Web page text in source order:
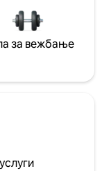
за вежбање